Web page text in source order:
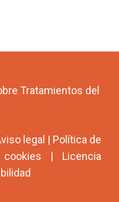
Tratamientos del
legal | Política de
| Licencia